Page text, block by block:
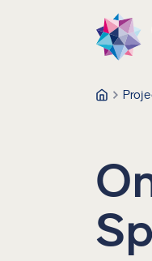
Ga direct naar de
Direct naar de footer
CRA
CRA